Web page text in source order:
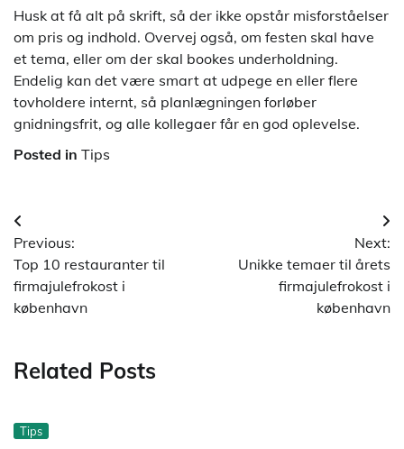
Husk at få alt på skrift, så der ikke opstår misforståelser
om pris og indhold. Overvej også, om festen skal have
et tema, eller om der skal bookes underholdning.
Endelig kan det være smart at udpege en eller flere
tovholdere internt, så planlægningen forløber
gnidningsfrit, og alle kollegaer får en god oplevelse.
Posted in Tips
Indlægsnavigation
Previous:
Top 10 restauranter til
firmajulefrokost i
københavn
Next:
Unikke temaer til årets
firmajulefrokost i
københavn
Related Posts
Tips